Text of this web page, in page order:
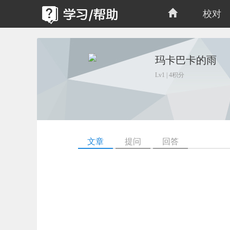
校对
玛卡巴卡的雨
Lv1 | 4积分
文章 提问 回答